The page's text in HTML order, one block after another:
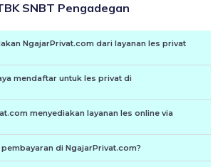
SNBT Pengadegan
NgajarPrivat.com dari layanan les privat
mendaftar untuk les privat di
menyediakan layanan les online via
di NgajarPrivat.com?